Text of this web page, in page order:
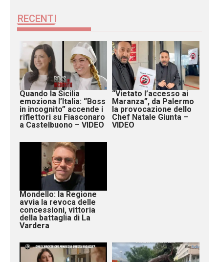
RECENTI
Quando la Sicilia
emoziona l’Italia: “Boss
in incognito” accende i
riflettori su Fiasconaro
a Castelbuono – VIDEO
“Vietato l’accesso ai
Maranza”, da Palermo
la provocazione dello
Chef Natale Giunta –
VIDEO
Mondello: la Regione
avvia la revoca delle
concessioni, vittoria
della battaglia di La
Vardera